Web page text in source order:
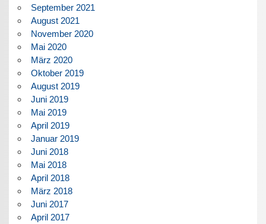
September 2021
August 2021
November 2020
Mai 2020
März 2020
Oktober 2019
August 2019
Juni 2019
Mai 2019
April 2019
Januar 2019
Juni 2018
Mai 2018
April 2018
März 2018
Juni 2017
April 2017